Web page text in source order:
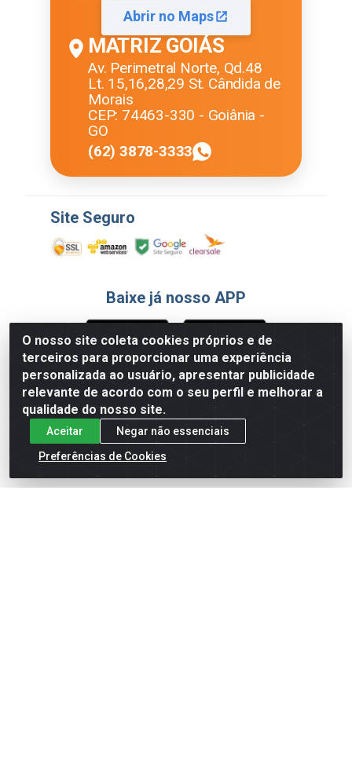
O nosso site coleta cookies próprios e de
terceiros para proporcionar uma experiência
personalizada ao usuário, apresentar publicidade
relevante de acordo com o seu perfil e melhorar a
qualidade do nosso site.
Aceitar
Negar não essenciais
Preferências de Cookies
Abrir no Maps
MATRIZ GOIÁS
Av. Perimetral Norte, Qd.48
Lt. 15,16,28,29 St. Cândida de
Morais
CEP: 74463-330 - Goiânia -
GO
(62) 3878-3333
Site Seguro
Baixe já nosso APP
Formas de Pagamento